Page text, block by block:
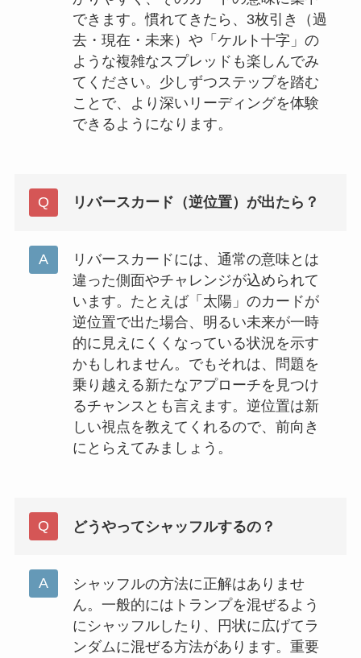
できます。慣れてきたら、3枚引き（過
去・現在・未来）や「ケルト十字」の
ような複雑なスプレッドも楽しんでみ
てください。少しずつステップを踏む
ことで、より深いリーディングを体験
できるようになります。
リバースカード（逆位置）が出たら？
リバースカードには、通常の意味とは
違った側面やチャレンジが込められて
います。たとえば「太陽」のカードが
逆位置で出た場合、明るい未来が一時
的に見えにくくなっている状況を示す
かもしれません。でもそれは、問題を
乗り越える新たなアプローチを見つけ
るチャンスとも言えます。逆位置は新
しい視点を教えてくれるので、前向き
にとらえてみましょう。
どうやってシャッフルするの？
シャッフルの方法に正解はありませ
ん。一般的にはトランプを混ぜるよう
にシャッフルしたり、円状に広げてラ
ンダムに混ぜる方法があります。重要